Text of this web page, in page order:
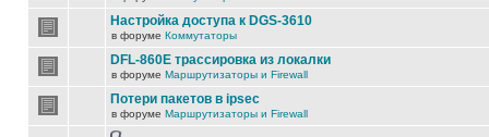
Настройка доступа к DGS-3610
в форуме Коммутаторы
DFL-860E трассировка из локалки
в форуме Маршрутизаторы и Firewall
Потери пакетов в ipsec
в форуме Маршрутизаторы и Firewall